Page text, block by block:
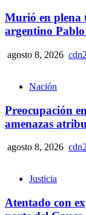
Murió en plena
argentino
agosto 8, 2026
Nación
Preocupación
amenazas
agosto 8, 2026
Justicia
Atentado con